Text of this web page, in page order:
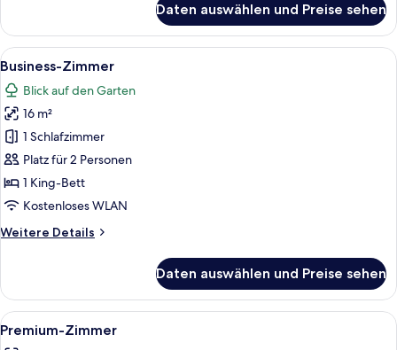
Doppelzimmer
zur
Einzelnutzung
Daten auswählen und Preise sehen
Alle
Fotos
für
Business-
Zimmer
anzeigen
Ein Hotelzimmer mit Bett,
7
Business-Zimmer
Blick auf den Garten
16 m²
1 Schlafzimmer
Platz für 2 Personen
1 King-Bett
Kostenloses WLAN
Weitere Details
Weitere
Zimmer
Daten auswählen und Preise sehen
Alle
Fotos
Ein modernes Hotelzimmer mit
7
Premium-Zimmer